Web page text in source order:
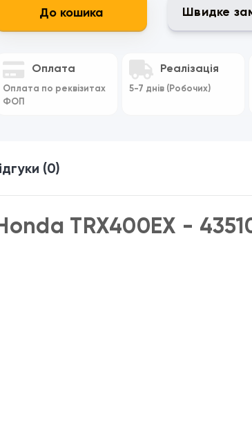
До кошика Швидке
Оплата
Оплата по реквізитах
ФОП
Реалізація
5-7 днів (Робочих)
(0)
TRX400EX -